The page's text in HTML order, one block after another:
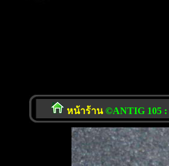
หน้าร้าน©ANTIG 105 :